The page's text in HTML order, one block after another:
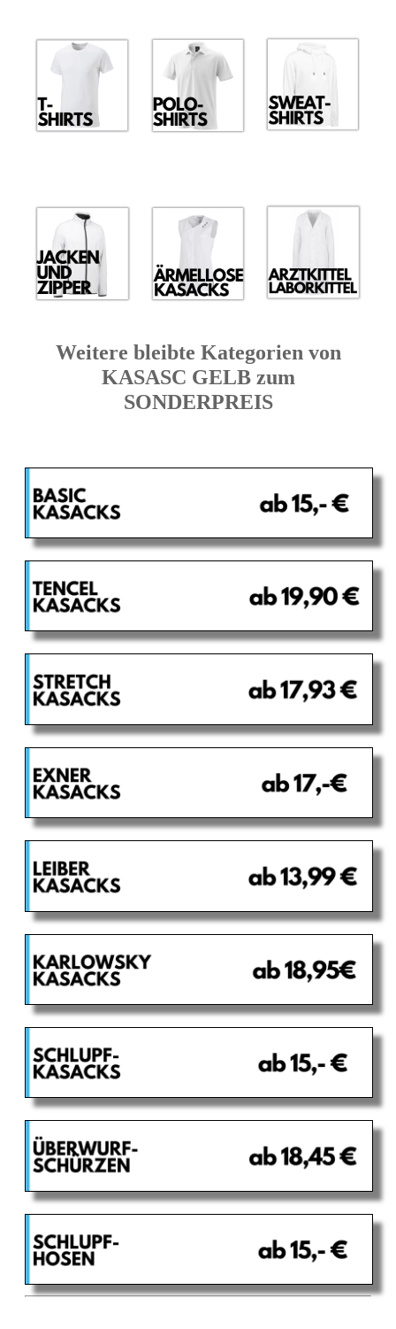
Weitere bleibte Kategorien von
KASASC GELB zum
SONDERPREIS